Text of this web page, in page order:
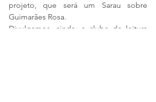
projeto, que será um Sarau sobre
Guimarães Rosa.
Divulgamos, ainda, o clube de leitura